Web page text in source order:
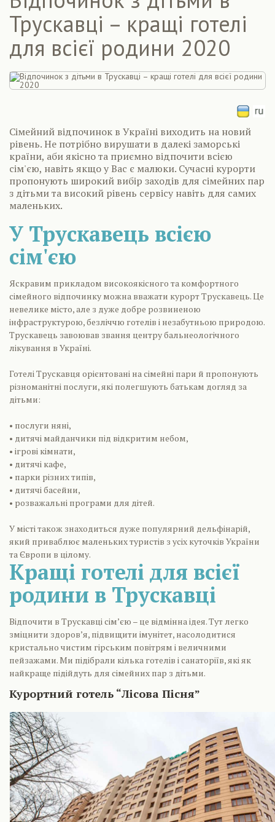
Трускавці – кращі готелі
для всієї родини 2020
Сімейний відпочинок в Україні виходить на новий
рівень. Не потрібно вирушати в далекі заморські
країни, аби якісно та приємно відпочити всією
сім'єю, навіть якщо у Вас є малюки. Сучасні курорти
пропонують широкий вибір заходів для сімейних пар
з дітьми та високий рівень сервісу навіть для самих
маленьких.
У Трускавець всією
сім'єю
Яскравим прикладом високоякісного та комфортного
сімейного відпочинку можна вважати курорт Трускавець. Це
невелике місто, але з дуже добре розвиненою
інфраструктурою, безліччю готелів і незабутньою природою.
Трускавець завоював звання центру бальнеологічного
лікування в Україні.
Готелі Трускавця орієнтовані на сімейні пари й пропонують
різноманітні послуги, які полегшують батькам догляд за
дітьми:
• послуги няні,
• дитячі майданчики під відкритим небом,
• ігрові кімнати,
• дитячі кафе,
• парки різних типів,
• дитячі басейни,
• розважальні програми для дітей.
У місті також знаходиться дуже популярний дельфінарій,
який приваблює маленьких туристів з усіх куточків України
та Європи в цілому.
Кращі готелі для всієї
родини в Трускавці
Відпочити в Трускавці сім’єю – це відмінна ідея. Тут легко
зміцнити здоров’я, підвищити імунітет, насолодитися
кристально чистим гірським повітрям і величними
пейзажами. Ми підібрали кілька готелів і санаторіїв, які як
найкраще підійдуть для сімейних пар з дітьми.
Курортний готель “Лісова Пісня”